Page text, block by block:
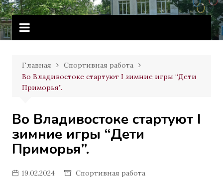
Перейти
к
содержимому
Витебское государственное
училище олимпийского резерва
Главная
Спортивная работа
Во Владивостоке стартуют I зимние игры “Дети
Приморья”.
Во Владивостоке стартуют I
зимние игры “Дети
Приморья”.
19.02.2024 Спортивная работа